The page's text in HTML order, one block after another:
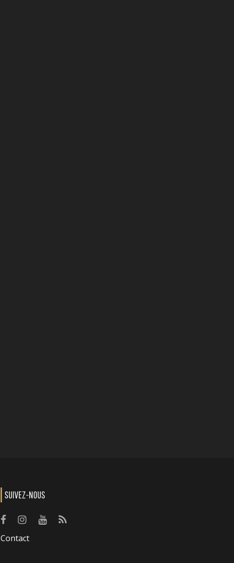
SUIVEZ-NOUS
Contact